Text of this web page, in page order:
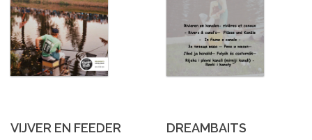
VIJVER EN FEEDER DREAMBAITS